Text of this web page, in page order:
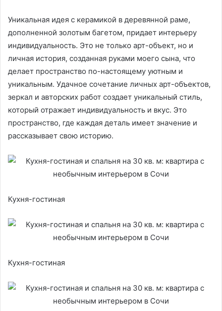
Уникальная идея с керамикой в деревянной раме,
дополненной золотым багетом, придает интерьеру
индивидуальность. Это не только арт-объект, но и
личная история, созданная руками моего сына, что
делает пространство по-настоящему уютным и
уникальным. Удачное сочетание личных арт-объектов,
зеркал и авторских работ создает уникальный стиль,
который отражает индивидуальность и вкус. Это
пространство, где каждая деталь имеет значение и
рассказывает свою историю.
Кухня-гостиная
Кухня-гостиная